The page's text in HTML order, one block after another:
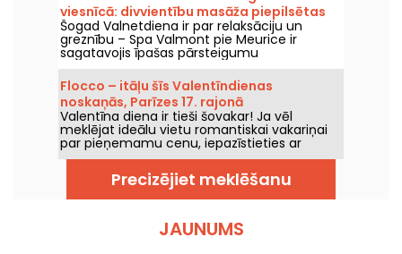
viesnīcā: divvientību masāža piepilsētas
spa un čaulas ar Cēdrika Groleta
meistardarbu
Šogad Valnetdiena ir par relaksāciju un
greznību – Spa Valmont pie Meurice ir
sagatavojis īpašas pārsteigumu
programmas. Mežģinu pilnā pilsētas oāze
aicina divvientīgā atpūtā, apvienojot izcilus
ārstēšanās līdzekļus un Cédric Grolet radīto
Tea Time.
Flocco – itāļu šīs Valentīndienas
noskaņās, Parīzes 17. rajonā
Valentīna diena ir tieši šovakar! Ja vēl
meklējat ideālu vietu romantiskai vakariņai
par pieņemamu cenu, iepazīstieties ar
FLOCCO – eleganta itāļu restorāna, kas
atrodas tikai dažus soļus no Péreire laukuma
Parīzes 17. arrondismentā. Valentīna dienā
jūs varat kopā izbaudīt viņu ikdienas
Precizējiet meklēšanu
JAUNUMS